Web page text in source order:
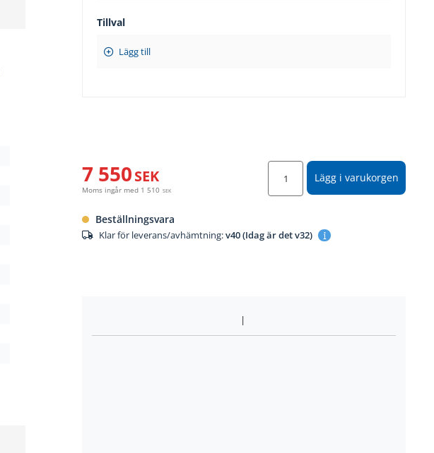
Tillval
Lägg till
Lägg i varukorgen
7 550SEK
Moms ingår med 1 510 SEK
Beställningsvara
Klar för leverans/avhämtning:v40 (Idag är det v32)